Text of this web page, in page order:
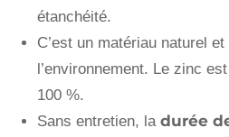
étanchéité.
C’est un matériau naturel
l’environnement. Le zinc
100 %.
Sans entretien, ladurée